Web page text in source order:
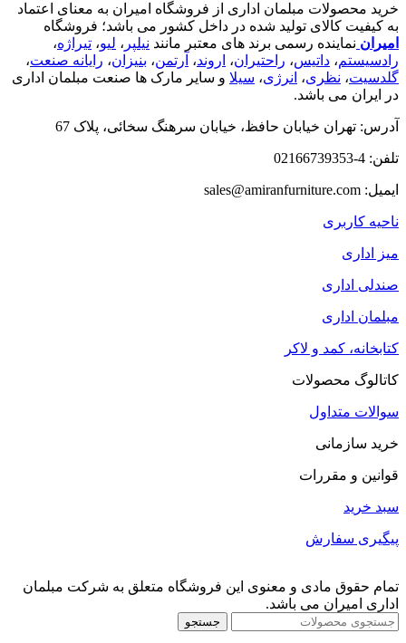
خرید محصولات مبلمان اداری از فروشگاه امیران به معنای اعتماد
به کیفیت کالای تولید شده در داخل کشور می باشد؛ فروشگاه
امیران نماینده رسمی برند های معتبر مانند نیلپر ، لیو، تیراژه،
رادسیستم، داتیس، راحتیران، اروند، آرتمن، بنیزان، رایانه صنعت،
گلدسیت، نظری، انرژی، سیلا و سایر مارک ها صنعت مبلمان اداری
در ایران می باشد.
آدرس: تهران خیابان حافظ، خیابان سرهنگ سخائی، پلاک 67
تلفن: 4-02166739353
ایمیل: sales@amiranfurniture.com
ناحیه کاربری
میز اداری
صندلی اداری
مبلمان اداری
کتابخانه، کمد و لاکر
کاتالوگ محصولات
سوالات متداول
خرید سازمانی
قوانین و مقررات
سبد خرید
پیگیری سفارش
تمام حقوق مادی و معنوی این فروشگاه متعلق به شرکت مبلمان
اداری امیران می باشد.
جستجو